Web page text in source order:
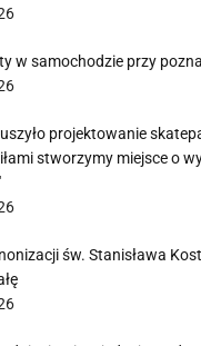
w samochodzie przy
projektowanie
stworzymy miejsce o
św. Stanisława